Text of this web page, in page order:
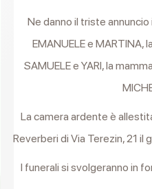
Ne danno il triste annuncio
EMANUELE e MARTINA,
SAMUELE e YARI, la
La camera ardente è
Reverberi di Via Terezin, 21
I funerali si svolgeranno in